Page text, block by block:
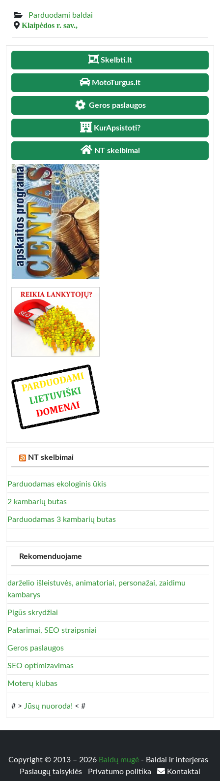
Parduodami baldai
Klaipėdos r. sav.,
Skelbti.lt
MotoTurgus.lt
Geros paslaugos
KurApsistoti?
NT skelbimai
NT skelbimai
Parduodamas ekologinis ūkis
2 kambarių butas
Parduodamas 3 kambarių butas
Rekomenduojame
darželio išleistuvės, animatoriai, personažai, zaidimu
kambarys
Pigūs skrydžiai
Patarimai, SEO straipsniai
Geros paslaugos
SEO optimizavimas
Moterų klubas
# > Jūsų nuoroda! < #
Copyright © 2013 – 2026 Baldų mugė - Baldai ir interjeras
Paslaugų taisyklės
Privatumo politika Kontaktai